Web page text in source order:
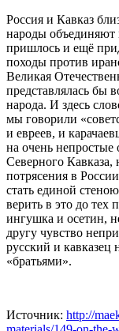
Россия и Кавказ
народы объединяют
пришлось и ещё
походы против
Великая
представлялась бы
народа. И здесь
мы говорили
и евреев, и
на очень
Северного Кавказа,
потрясения в
стать единой
верить в это до тех
ингушка и осетин,
другу чувство
русский и кавказец
«братьями».
Источник: http://